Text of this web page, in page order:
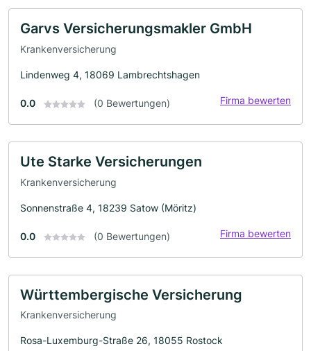
Garvs Versicherungsmakler GmbH
Krankenversicherung
Lindenweg 4, 18069 Lambrechtshagen
0.0 (0 Bewertungen) Firma bewerten
Ute Starke Versicherungen
Krankenversicherung
Sonnenstraße 4, 18239 Satow (Möritz)
0.0 (0 Bewertungen) Firma bewerten
Württembergische Versicherung
Krankenversicherung
Rosa-Luxemburg-Straße 26, 18055 Rostock